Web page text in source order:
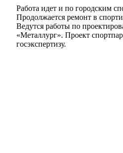
Работа идет и по городским
Продолжается ремонт в
Ведутся работы по
«Металлург». Проект
госэкспертизу.